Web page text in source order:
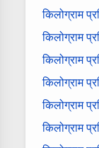
किलोग्राम
किलोग्राम
किलोग्राम
किलोग्राम
किलोग्राम
किलोग्राम